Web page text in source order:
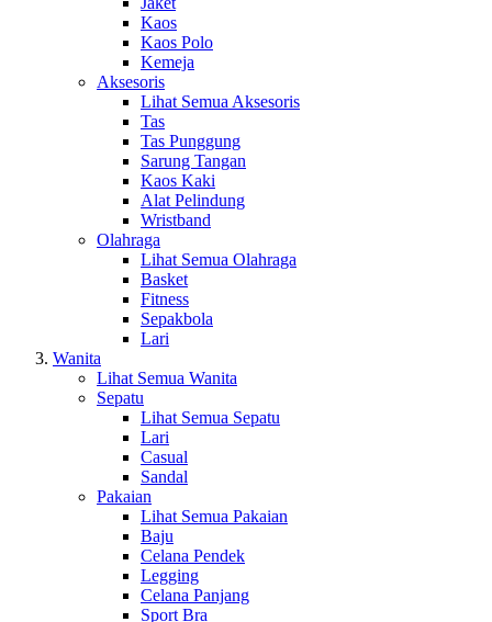
Kaos
Kaos Polo
Kemeja
Aksesoris
Lihat Semua Aksesoris
Tas
Tas Punggung
Sarung Tangan
Kaos Kaki
Alat Pelindung
Wristband
Olahraga
Lihat Semua Olahraga
Basket
Fitness
Sepakbola
Lari
Wanita
Lihat Semua Wanita
Sepatu
Lihat Semua Sepatu
Lari
Casual
Sandal
Pakaian
Lihat Semua Pakaian
Baju
Celana Pendek
Legging
Celana Panjang
Sport Bra